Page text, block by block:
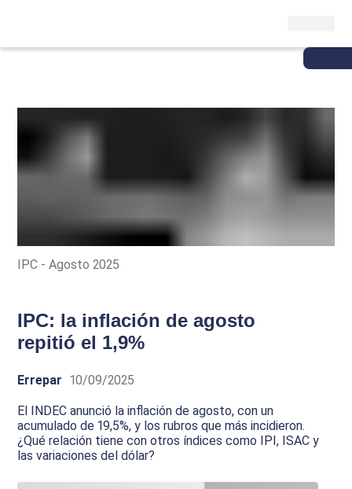
IPC - Agosto 2025
IPC: la inflación de agosto
repitió el 1,9%
Errepar 10/09/2025
El INDEC anunció la inflación de agosto, con un
acumulado de 19,5%, y los rubros que más incidieron.
¿Qué relación tiene con otros índices como IPI, ISAC y
las variaciones del dólar?